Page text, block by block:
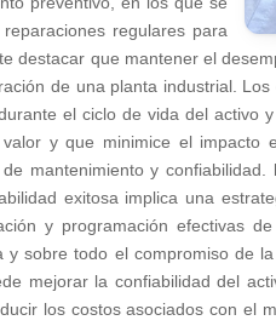
regulares para
destacar que mantener el
de una planta industrial.
el ciclo de vida del activo
y que minimice el impacto
mantenimiento y confiabilidad.
exitosa implica una
y programación efectivas
sobre todo el compromiso de
mejorar la confiabilidad del
los costos asociados con el